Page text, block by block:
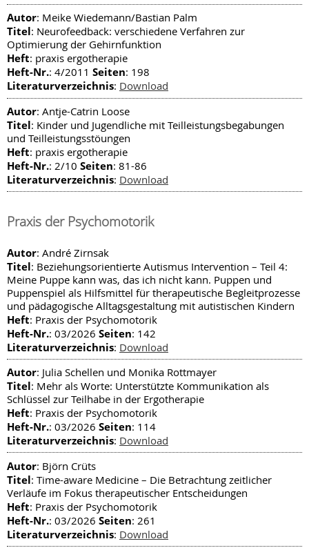
Autor: Meike Wiedemann/Bastian Palm
Titel: Neurofeedback: verschiedene Verfahren zur
Optimierung der Gehirnfunktion
Heft: praxis ergotherapie
Heft-Nr.: 4/2011 Seiten: 198
Literaturverzeichnis: Download
Autor: Antje-Catrin Loose
Titel: Kinder und Jugendliche mit Teilleistungsbegabungen
und Teilleistungsstöungen
Heft: praxis ergotherapie
Heft-Nr.: 2/10 Seiten: 81-86
Literaturverzeichnis: Download
Praxis der Psychomotorik
Autor: André Zirnsak
Titel: Beziehungsorientierte Autismus Intervention – Teil 4:
Meine Puppe kann was, das ich nicht kann. Puppen und
Puppenspiel als Hilfsmittel für therapeutische Begleitprozesse
und pädagogische Alltagsgestaltung mit autistischen Kindern
Heft: Praxis der Psychomotorik
Heft-Nr.: 03/2026 Seiten: 142
Literaturverzeichnis: Download
Autor: Julia Schellen und Monika Rottmayer
Titel: Mehr als Worte: Unterstützte Kommunikation als
Schlüssel zur Teilhabe in der Ergotherapie
Heft: Praxis der Psychomotorik
Heft-Nr.: 03/2026 Seiten: 114
Literaturverzeichnis: Download
Autor: Björn Crüts
Titel: Time-aware Medicine – Die Betrachtung zeitlicher
Verläufe im Fokus therapeutischer Entscheidungen
Heft: Praxis der Psychomotorik
Heft-Nr.: 03/2026 Seiten: 261
Literaturverzeichnis: Download